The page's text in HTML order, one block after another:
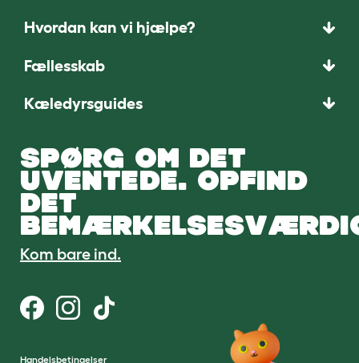
Hvordan kan vi hjælpe?
Fællesskab
Kæledyrsguides
SPØRG OM DET
UVENTEDE. OPFIND
DET
Kom bare ind.
Handelsbetingelser